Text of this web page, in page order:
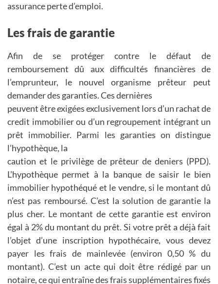
assurance perte d’emploi.
Les frais de garantie
Afin de se protéger contre le défaut de
remboursement dû aux difficultés financières de
l’emprunteur, le nouvel organisme prêteur peut
demander des garanties. Ces dernières
peuvent être exigées exclusivement lors d’un rachat de
credit immobilier ou d’un regroupement intégrant un
prêt immobilier. Parmi les garanties on distingue
l’hypothèque, la
caution et le privilège de prêteur de deniers (PPD).
L’hypothèque permet à la banque de saisir le bien
immobilier hypothéqué et le vendre, si le montant dû
n’est pas remboursé. C’est la solution de garantie la
plus cher. Le montant de cette garantie est environ
égal à 2% du montant du prêt. Si votre prêt a déjà fait
l’objet d’une inscription hypothécaire, vous devez
payer les frais de mainlevée (environ 0,50 % du
montant). C’est un acte qui doit être rédigé par un
notaire, ce qui entraîne des frais supplémentaires fixés